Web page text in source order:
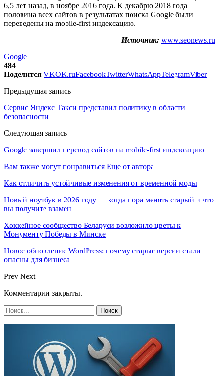
6,5 лет назад, в ноябре 2016 года. К декабрю 2018 года
половина всех сайтов в результатах поиска Google были
переведены на mobile-first индексацию.
Источник: www.seonews.ru
Google
484
Поделится VKOK.ruFacebookTwitterWhatsAppTelegramViber
Предыдущая запись
Сервис Яндекс Такси представил политику в области
безопасности
Следующая запись
Google завершил перевод сайтов на mobile-first индексацию
Вам также могут понравиться Еще от автора
Как отличить устойчивые изменения от временной моды
Новый ноутбук в 2026 году — когда пора менять старый и что
вы получите взамен
Хоккейное сообщество Беларуси возложило цветы к
Монументу Победы в Минске
Новое обновление WordPress: почему старые версии стали
опасны для бизнеса
Prev Next
Комментарии закрыты.